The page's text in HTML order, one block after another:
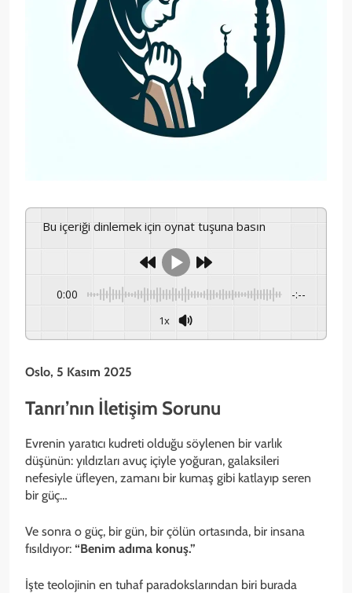
Bu içeriği dinlemek için oynat tuşuna basın
0:00 -:--
1x
Oslo, 5 Kasım 2025
Tanrı’nın İletişim Sorunu
Evrenin yaratıcı kudreti olduğu söylenen bir varlık
düşünün: yıldızları avuç içiyle yoğuran, galaksileri
nefesiyle üfleyen, zamanı bir kumaş gibi katlayıp seren
bir güç…
Ve sonra o güç, bir gün, bir çölün ortasında, bir insana
fısıldıyor: “Benim adıma konuş.”
İşte teolojinin en tuhaf paradokslarından biri burada